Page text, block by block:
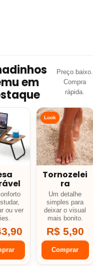
em
Preço baixo.
Compra
rápida.
ou ver
Look
Tornozelei
ra
Um detalhe
simples para
deixar o visual
mais bonito.
R$ 5,90
Comprar